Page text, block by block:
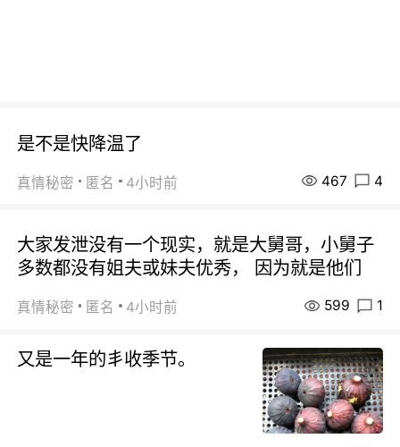
是不是快降温了
真情秘密 匿名 4小时前 467 4
大家发泄没有一个现实，就是大舅哥，小舅子
多数都没有姐夫或妹夫优秀， 因为就是他们
真情秘密 匿名 4小时前 599 1
又是一年的丯收季节。